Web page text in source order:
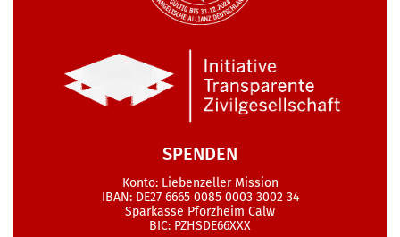
SPENDEN
Konto: Liebenzeller Mission
IBAN: DE27 6665 0085 0003 3002 34
Sparkasse Pforzheim Calw
BIC: PZHSDE66XXX